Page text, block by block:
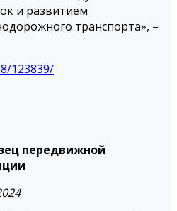
и развитием
транспорта», –
123839/
передвижной